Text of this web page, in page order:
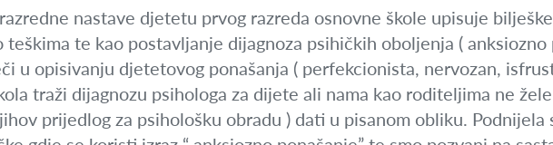
nastave djetetu prvog razreda osnovne škole upisuje
teškima te kao postavljanje dijagnoza psihičkih oboljenja ( anksiozno
u opisivanju djetetovog ponašanja ( perfekcionista, nervozan,
traži dijagnozu psihologa za dijete ali nama kao roditeljima ne
prijedlog za psihološku obradu ) dati u pisanom obliku. Podnijela